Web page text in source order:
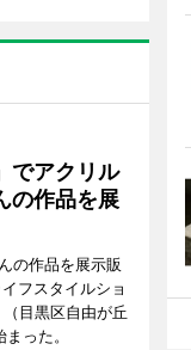
でアクリル
の作品を展
の作品を展示販
フスタイルショ
目黒区自由が丘
った。